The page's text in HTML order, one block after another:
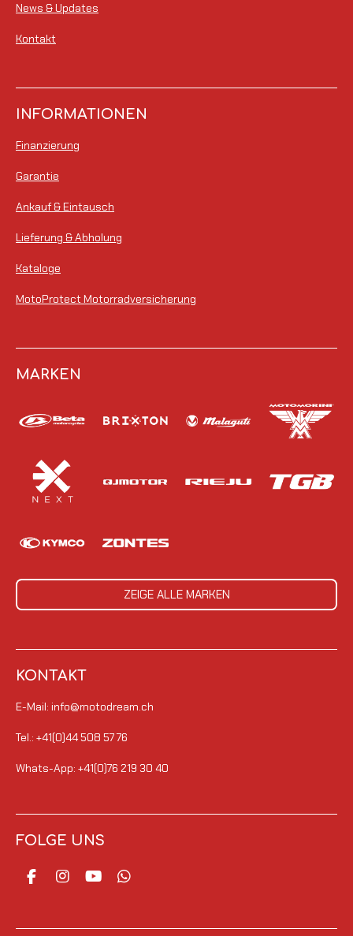
News & Updates
Kontakt
INFORMATIONEN
Finanzierung
Garantie
Ankauf & Eintausch
Lieferung & Abholung
Kataloge
MotoProtect Motorradversicherung
MARKEN
ZEIGE ALLE MARKEN
KONTAKT
E-Mail: info@motodream.ch
Tel.: +41(0)44 508 57 76
Whats-App: +41(0)76 219 30 40
FOLGE UNS
F
e
I
t
Y
T
W
t